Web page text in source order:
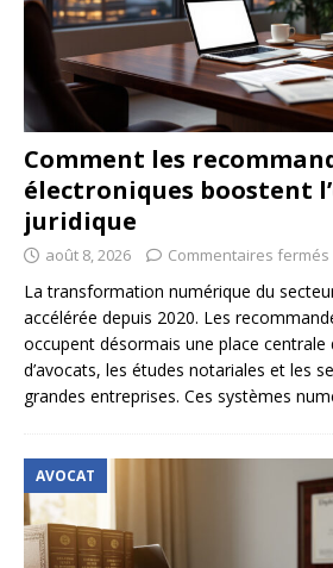
Comment les
électroniques boostent
juridique
août 8, 2026 Commentaires fermés
La transformation numérique du
accélérée depuis 2020. Les
occupent désormais une place centrale
d’avocats, les études notariales et les
grandes entreprises. Ces systèmes
AVOCAT